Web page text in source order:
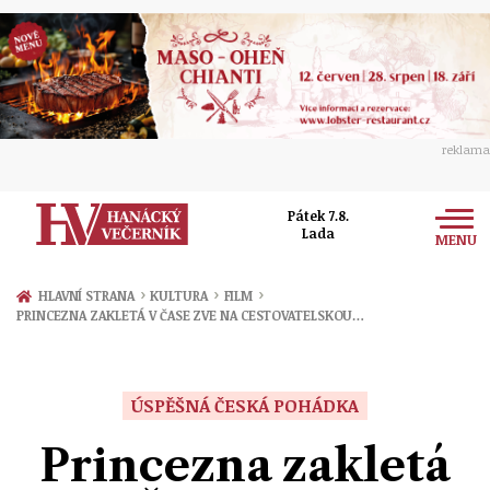
reklama
Pátek 7.8.
Lada
MENU
Zprávy
Přerov
Ekonomika
Ženy
Sport
HLAVNÍ STRANA › KULTURA › FILM ›
PRINCEZNA ZAKLETÁ V ČASE ZVE NA CESTOVATELSKOU…
ÚSPĚŠNÁ ČESKÁ POHÁDKA
Princezna zakletá